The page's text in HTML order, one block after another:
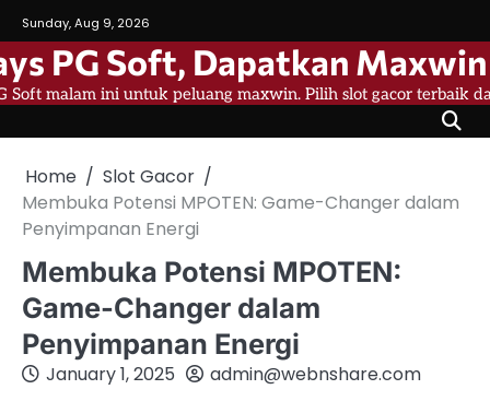
to
content
Sunday, Aug 9, 2026
PG Soft, Dapatkan
Soft malam ini untuk peluang maxwin. Pilih slot gacor terbaik
Home
Slot Gacor
Membuka Potensi MPOTEN: Game-Changer dalam
Penyimpanan Energi
Membuka Potensi MPOTEN:
Game-Changer dalam
Penyimpanan Energi
January 1, 2025 admin@webnshare.com